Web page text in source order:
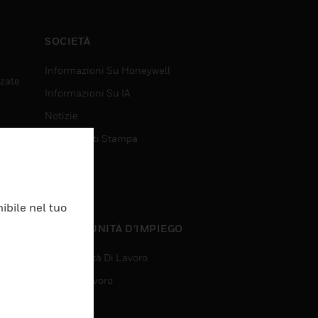
SOCIETÀ
Informazioni Su Honeywell
Informazioni Su IA
Notizie
Comunicati Stampa
OPPORTUNITÀ D’IMPIEGO
Opportunità Di Lavoro
Ricerca Lavoro
nel tuo